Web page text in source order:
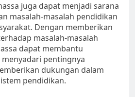
juga dapat menjadi sarana
masalah-masalah pendidikan
Dengan memberikan
masalah-masalah
dapat membantu
pentingnya
dukungan dalam
pendidikan.